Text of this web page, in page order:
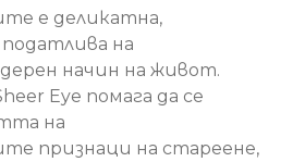
е деликатна,
на
начин на живот.
Eye помага да се
на
признаци на стареене,